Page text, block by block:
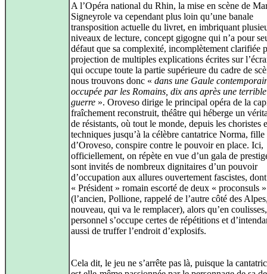
A l’Opéra national du Rhin, la mise en scène de
Signeyrole va cependant plus loin qu’une banale
transposition actuelle du livret, en imbriquant
niveaux de lecture, concept gigogne qui n’a pour
défaut que sa complexité, incomplètement clarifiée
projection de multiples explications écrites sur
qui occupe toute la partie supérieure du cadre de
nous trouvons donc « dans une Gaule
occupée par les Romains, dix ans après une terrible
guerre ». Oroveso dirige le principal opéra de la
fraîchement reconstruit, théâtre qui héberge un
de résistants, où tout le monde, depuis les choristes
techniques jusqu’à la célèbre cantatrice Norma, fille
d’Oroveso, conspire contre le pouvoir en place. Ici,
officiellement, on répète en vue d’un gala de
sont invités de nombreux dignitaires d’un pouvoir
d’occupation aux allures ouvertement fascistes,
« Président » romain escorté de deux « proconsuls »
(l’ancien, Pollione, rappelé de l’autre côté des
nouveau, qui va le remplacer), alors qu’en
personnel s’occupe certes de répétitions et
aussi de truffer l’endroit d’explosifs.
Cela dit, le jeu ne s’arrête pas là, puisque la